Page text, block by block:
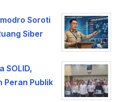
Soroti
Siber
SOLID,
Peran Publik